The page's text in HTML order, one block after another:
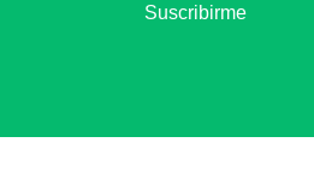
Suscribirme